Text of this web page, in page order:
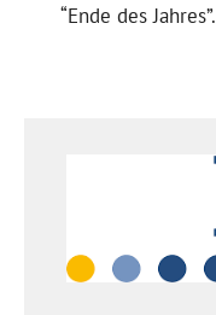
“Ende des Jahres”.